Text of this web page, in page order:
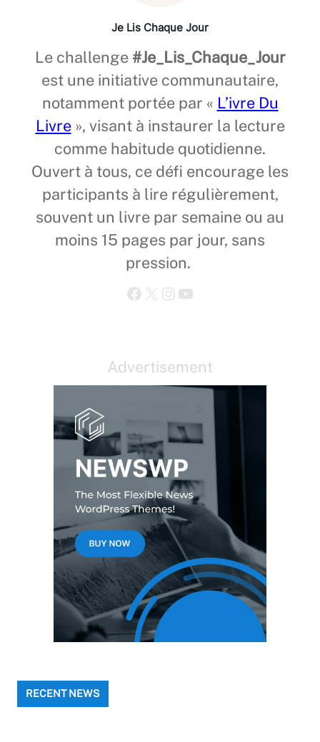
Je Lis Chaque Jour
Le challenge#Je_Lis_Chaque_Jour
est une initiative communautaire,
notamment portée par « L’ivre Du
Livre», visant à instaurer la lecture
comme habitude quotidienne.
Ouvert à tous, ce défi encourage les
participants à lire régulièrement,
souvent un livre par semaine ou au
moins 15 pages par jour, sans
pression.
Facebook X Instagram YouTube
Advertisement
RECENT NEWS